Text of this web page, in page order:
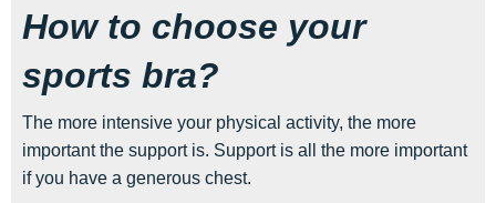
How to choose your
sports bra?
The more intensive your physical activity, the more
important the support is. Support is all the more important
if you have a generous chest.